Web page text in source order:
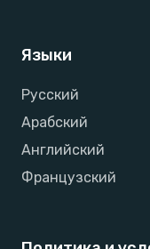
Языки
Русский
Арабский
Английский
Французский